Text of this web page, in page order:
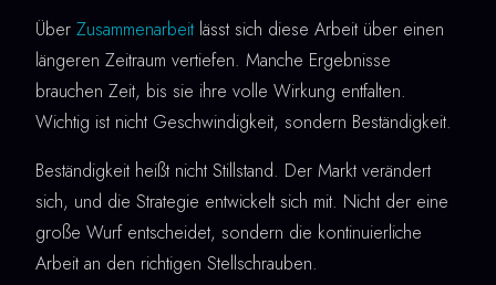
Über Zusammenarbeit lässt sich diese Arbeit über einen
längeren Zeitraum vertiefen. Manche Ergebnisse
brauchen Zeit, bis sie ihre volle Wirkung entfalten.
Wichtig ist nicht Geschwindigkeit, sondern Beständigkeit.
Beständigkeit heißt nicht Stillstand. Der Markt verändert
sich, und die Strategie entwickelt sich mit. Nicht der eine
große Wurf entscheidet, sondern die kontinuierliche
Arbeit an den richtigen Stellschrauben.